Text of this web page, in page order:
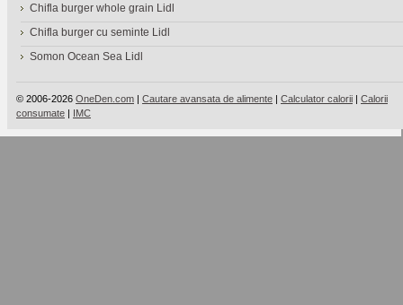
Chifla burger whole grain Lidl
Chifla burger cu seminte Lidl
Somon Ocean Sea Lidl
© 2006-2026 OneDen.com | Cautare avansata de alimente | Calculator calorii | Calorii
consumate | IMC